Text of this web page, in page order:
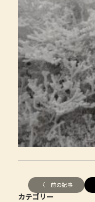
〈 前の記事
カテゴリー